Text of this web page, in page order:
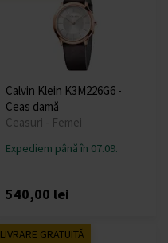
Calvin Klein K3M226G6 -
Ceas damă
Ceasuri - Femei
Expediem până în 07.09.
540,00 lei
LIVRARE GRATUITĂ